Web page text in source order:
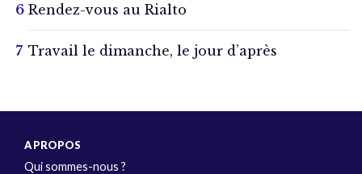
Rendez-vous au Rialto
Travail le dimanche, le jour d’après
A PROPOS
Qui sommes-nous ?